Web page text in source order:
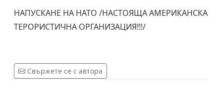
НАПУСКАНЕ НА НАТО /НАСТОЯЩА АМЕРИКАНСКА
ТЕРОРИСТИЧНА ОРГАНИЗАЦИЯ!!!/
Свържете се с автора